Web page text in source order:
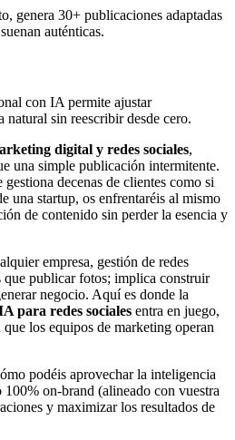
genera 30+ publicaciones adaptadas
auténticas.
con IA permite ajustar
natural sin reescribir desde cero.
digital y redes sociales,
una simple publicación intermitente.
decenas de clientes como si
una startup, os enfrentaréis al mismo
de contenido sin perder la esencia y
empresa, gestión de redes
que publicar fotos; implica construir
negocio. Aquí es donde la
para redes sociales entra en juego,
los equipos de marketing operan
podéis aprovechar la inteligencia
on-brand (alineado con vuestra
y maximizar los resultados de